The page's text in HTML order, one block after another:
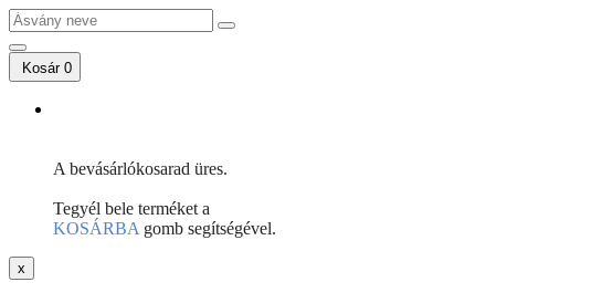
Kosár 0
A bevásárlókosarad üres.
Tegyél bele terméket a
KOSÁRBA gomb segítségével.
x